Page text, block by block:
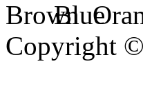
Copyright